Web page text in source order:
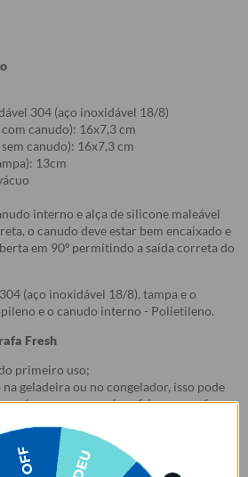
304 (aço inoxidável 18/8)
canudo): 16x7,3 cm
canudo): 16x7,3 cm
13cm
interno e alça de silicone maleável
o canudo deve estar bem encaixado e
em 90º permitindo a saída correta do
(aço inoxidável 18/8), tampa e o
e o canudo interno - Polietileno.
Fresh
primeiro uso;
geladeira ou no congelador, isso pode
pré-aquecer ou pré-resfriar a garrafa
na lava-louças. Não usar esponjas muito
arranhar a estampa.